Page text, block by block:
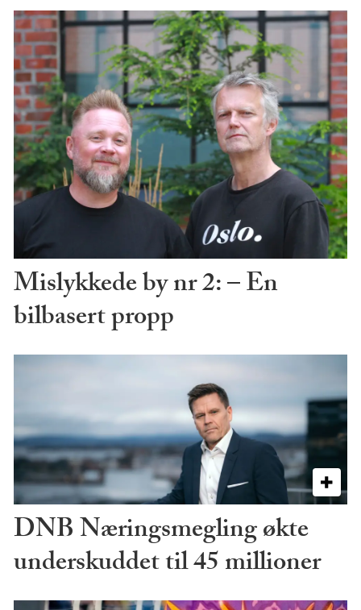
Mislykkede by nr 2: – En
bilbasert propp
DNB Næringsmegling økte
underskuddet til 45 millioner